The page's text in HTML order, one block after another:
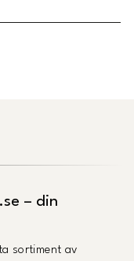
– din
sortiment av